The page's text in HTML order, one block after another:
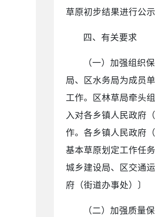
草原初步结果进行公
四、有关要求
（一）加强组织
局、区水务局为成员
工作。区林草局牵头
入对各乡镇人民政府
作。各乡镇人民政府
基本草原划定工作任
城乡建设局、区交通
府（街道办事处）〕
（二）加强质量